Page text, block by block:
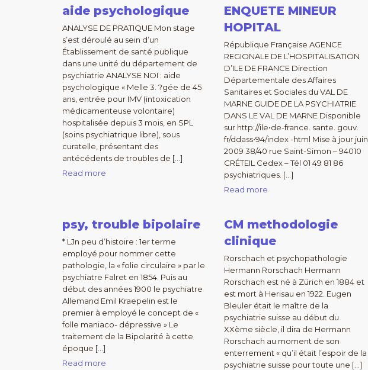
aide psychologique
ANALYSE DE PRATIQUE Mon stage
s’est déroulé au sein d’un
Établissement de santé publique
dans une unité du département de
psychiatrie ANALYSE NOI : aide
psychologique « Melle 3. ?gée de 45
ans, entrée pour IMV (intoxication
médicamenteuse volontaire)
hospitalisée depuis 3 mois, en SPL
(soins psychiatrique libre), sous
curatelle, présentant des
antécédents de troubles de […]
Read more
ENQUETE MINEUR
HOPITAL
République Française AGENCE
REGIONALE DE L’HOSPITALISATION
D’ILE DE FRANCE Direction
Départementale des Affaires
Sanitaires et Sociales du VAL DE
MARNE GUIDE DE LA PSYCHIATRIE
DANS LE VAL DE MARNE Disponible
sur http://ile•de-france. sante. gouv.
fr/ddass•94/index -html Mise à jour juin
2009 38/40 rue Saint-Simon – 94010
CRÉTEIL Cedex – Tél 01 49 81 86
psychiatriques. […]
Read more
psy, trouble bipolaire
* LJn peu d’histoire : 1er terme
employé pour nommer cette
pathologie, la « folie circulaire » par le
psychiatre Falret en 1854. Puis au
début des années 1900 le psychiatre
Allemand Emil Kraepelin est le
premier à employé le concept de «
folle maniaco- dépressive » Le
traitement de la Bipolarité à cette
époque […]
Read more
CM methodologie
clinique
Rorschach et psychopathologie
Hermann Rorschach Hermann
Rorschach est né à Zürich en 1884 et
est mort à Herisau en 1922. Eugen
Bleuler était le maître de la
psychiatrie suisse au début du
XXème siècle, il dira de Hermann
Rorschach au moment de son
enterrement « qu’il était l’espoir de la
psychiatrie suisse pour toute une […]